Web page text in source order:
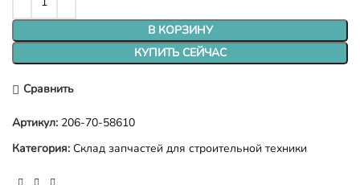
В КОРЗИНУ
КУПИТЬ СЕЙЧАС
Сравнить
Артикул: 206-70-58610
Категория: Склад запчастей для строительной техники